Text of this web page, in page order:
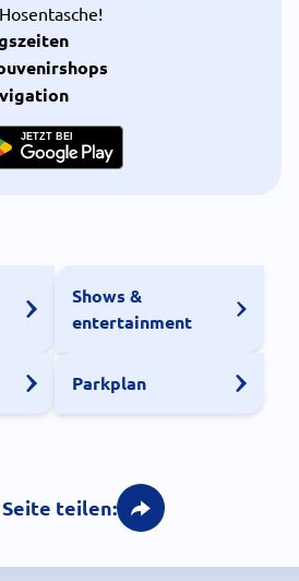
JETZT BEI
Shows &
entertainment
Parkplan
Seite teilen: